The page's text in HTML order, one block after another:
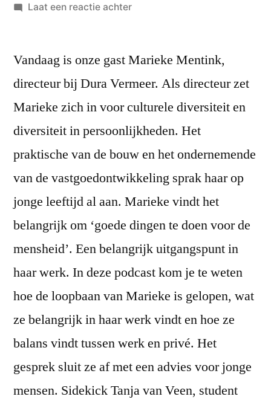
door
Laat een reactie achterop
Mentink
directeur
Dura
Vermeer
bouw
Vandaag is onze gast Marieke Mentink,
directeur bij Dura Vermeer. Als directeur zet
Marieke zich in voor culturele diversiteit en
diversiteit in persoonlijkheden. Het
praktische van de bouw en het ondernemende
van de vastgoedontwikkeling sprak haar op
jonge leeftijd al aan. Marieke vindt het
belangrijk om ‘goede dingen te doen voor de
mensheid’. Een belangrijk uitgangspunt in
haar werk. In deze podcast kom je te weten
hoe de loopbaan van Marieke is gelopen, wat
ze belangrijk in haar werk vindt en hoe ze
balans vindt tussen werk en privé. Het
gesprek sluit ze af met een advies voor jonge
mensen. Sidekick Tanja van Veen, student